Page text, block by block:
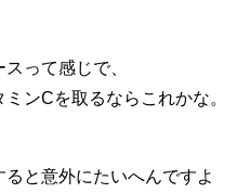
って感じで、
ンCを取るならこれかな。
と意外にたいへんですよ